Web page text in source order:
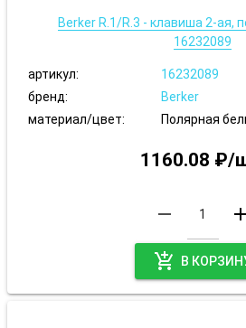
Berker R.1/R.3 - клавиша 2-ая,
16232089
артикул:
16232089
бренд:
Berker
материал/цвет:
Полярная
1160.08 ₽/
remove add
add_shopping_cart В